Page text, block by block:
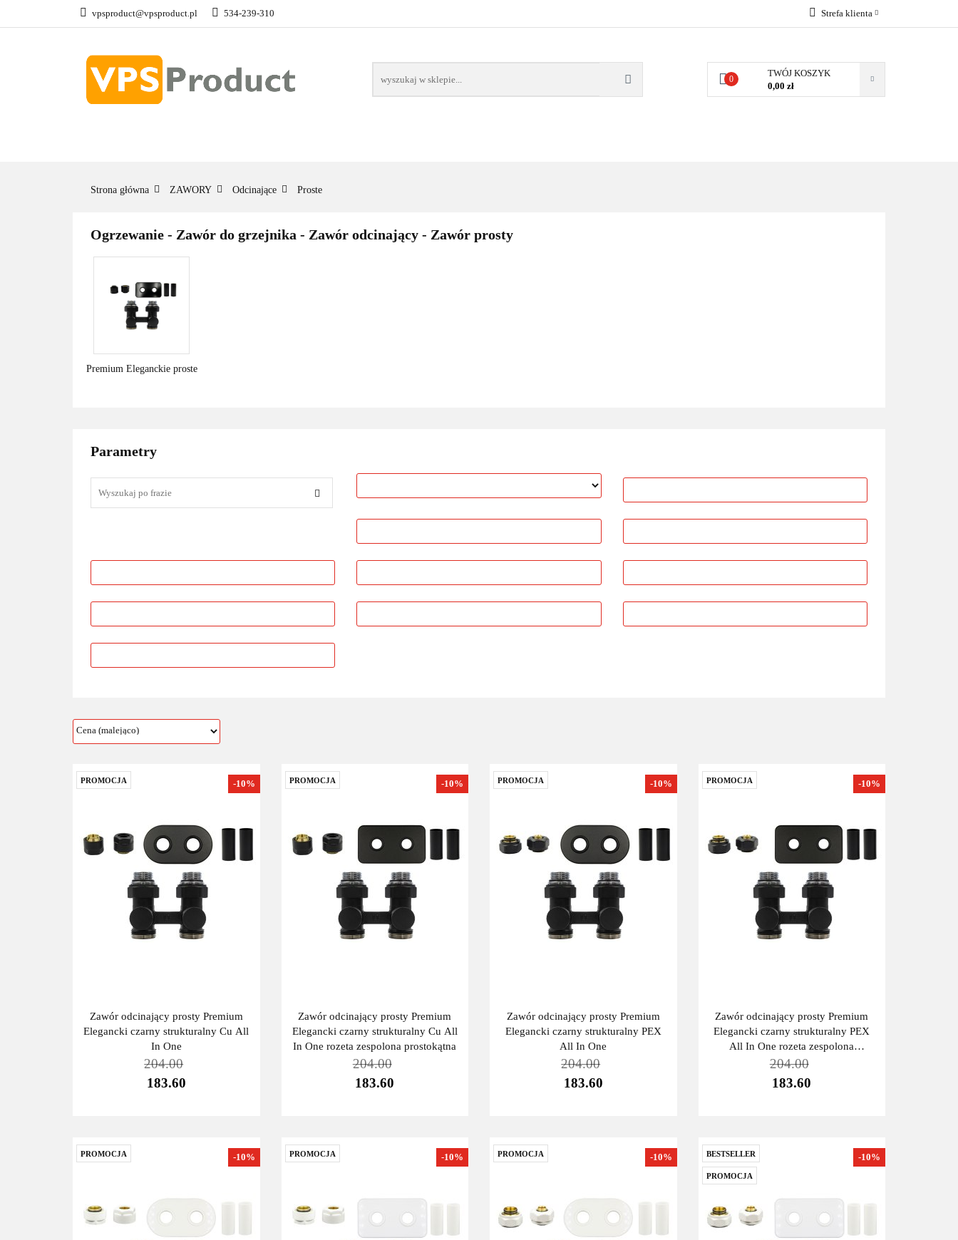
vpsproduct@vpsproduct.pl 534-239-310 Strefa klienta
Zarejestruj się
0
TWÓJ KOSZYK
0,00 zł
GRZEJNIKI
Strona główna ZAWORY Odcinające Proste
Ogrzewanie - Zawór do grzejnika - Zawór odcinający - Zawór prosty
Premium Eleganckie proste
Parametry
PROMOCJA
Zawór odcinający prosty Premium
Elegancki czarny strukturalny Cu All
In One
204.00
-10%
183.60
PROMOCJA
Zawór odcinający prosty Premium
Elegancki czarny strukturalny Cu All
In One rozeta zespolona prostokątna
204.00
-10%
183.60
PROMOCJA
Zawór odcinający prosty Premium
Elegancki czarny strukturalny PEX
All In One
204.00
-10%
183.60
PROMOCJA
Zawór odcinający prosty Premium
Elegancki czarny strukturalny PEX
All In One rozeta zespolona
prostokątna
204.00
-10%
183.60
PROMOCJA -10% PROMOCJA -10% PROMOCJA -10% BESTSELLER
PROMOCJA
-10%